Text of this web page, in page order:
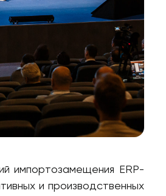
импортозамещения ERP-
и производственных